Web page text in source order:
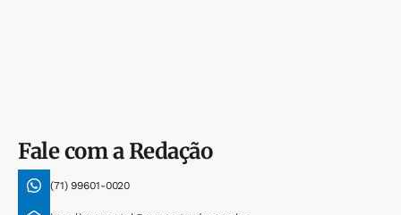
Fale com a Redação
(71) 99601-0020